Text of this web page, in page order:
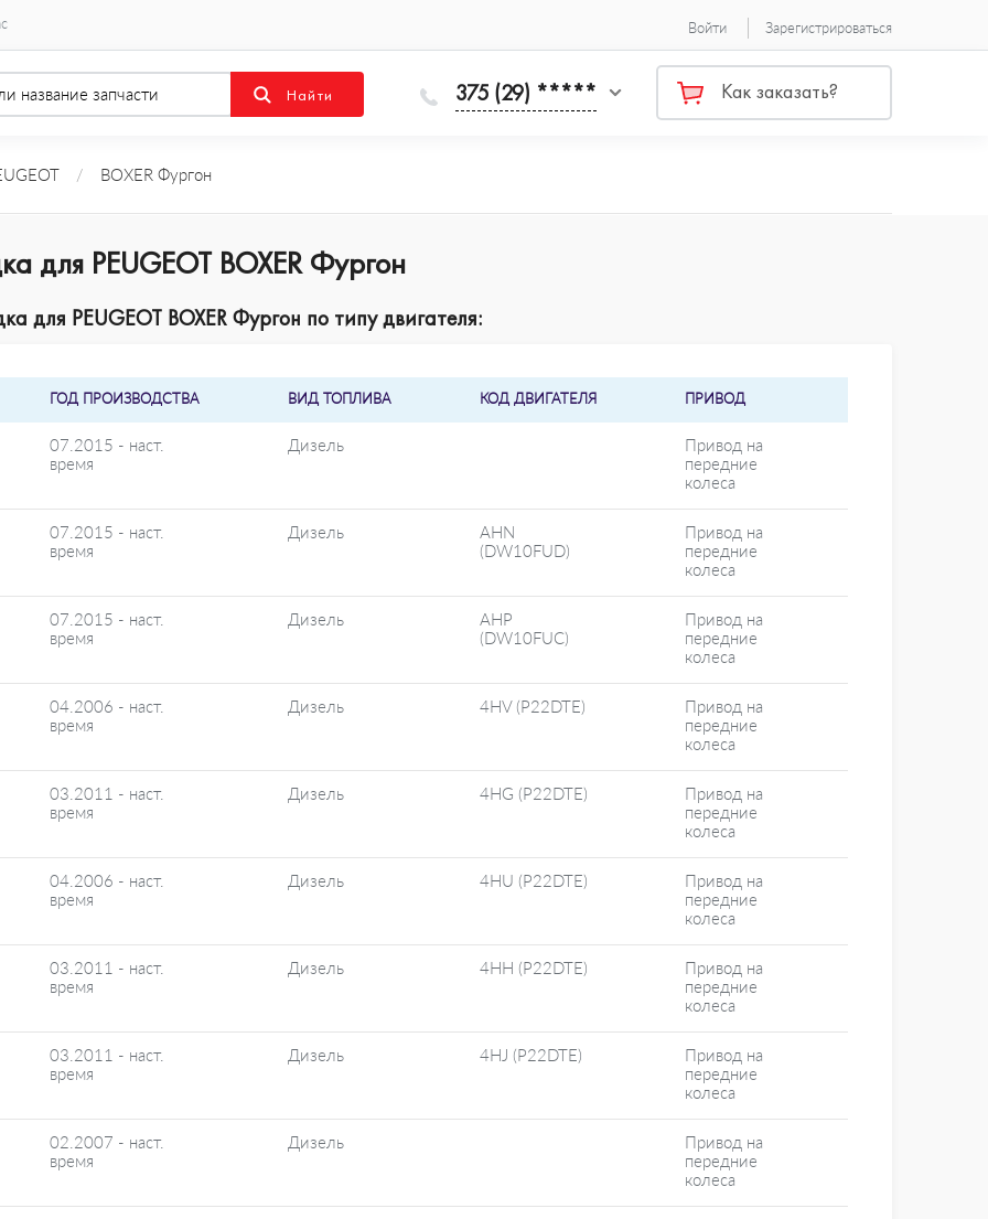
Войти Зарегистрироваться
375 (29) ***** Как заказать?
/ BOXER Фургон
для PEUGEOT BOXER Фургон
PEUGEOT BOXER Фургон по типу двигателя:
ГОД ПРОИЗВОДСТВА ВИД ТОПЛИВА КОД ДВИГАТЕЛЯ ПРИВОД
07.2015 - наст.
время
Дизель
Привод на
передние
колеса
07.2015 - наст.
время
Дизель
AHN
(DW10FUD)
Привод на
передние
колеса
07.2015 - наст.
время
Дизель
AHP
(DW10FUC)
Привод на
передние
колеса
04.2006 - наст.
время
Дизель 4HV (P22DTE)
Привод на
передние
колеса
03.2011 - наст.
время
Дизель 4HG (P22DTE)
Привод на
передние
колеса
04.2006 - наст.
время
Дизель 4HU (P22DTE)
Привод на
передние
колеса
03.2011 - наст.
время
Дизель 4HH (P22DTE)
Привод на
передние
колеса
03.2011 - наст.
время
Дизель 4HJ (P22DTE)
Привод на
передние
колеса
02.2007 - наст.
время
Дизель
Привод на
передние
колеса